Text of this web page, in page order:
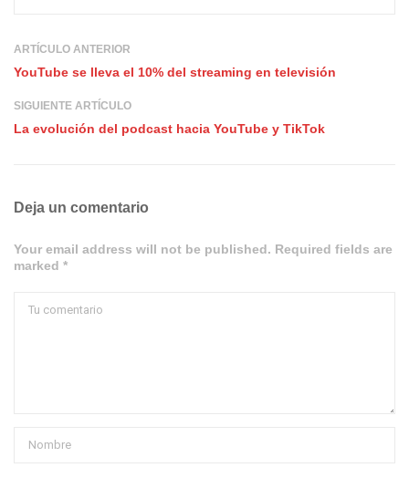
ARTÍCULO ANTERIOR
YouTube se lleva el 10% del streaming en televisión
SIGUIENTE ARTÍCULO
La evolución del podcast hacia YouTube y TikTok
Deja un comentario
Your email address will not be published. Required fields are
marked *